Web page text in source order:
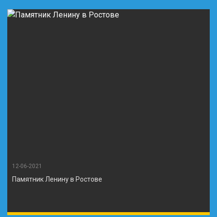
12-06-2021
Памятник Ленину в Ростове